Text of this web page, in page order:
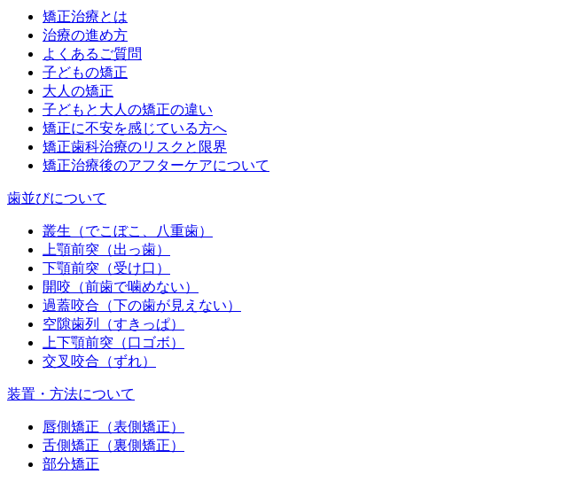
矯正治療とは
治療の進め方
よくあるご質問
子どもの矯正
大人の矯正
子どもと大人の矯正の違い
矯正に不安を感じている方へ
矯正歯科治療のリスクと限界
矯正治療後のアフターケアについて
歯並びについて
叢生（でこぼこ、八重歯）
上顎前突（出っ歯）
下顎前突（受け口）
開咬（前歯で噛めない）
過蓋咬合（下の歯が見えない）
空隙歯列（すきっぱ）
上下顎前突（口ゴボ）
交叉咬合（ずれ）
装置・方法について
唇側矯正（表側矯正）
舌側矯正（裏側矯正）
部分矯正